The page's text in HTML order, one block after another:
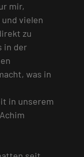
mir,
vielen
zu
in der
was in
in unserem